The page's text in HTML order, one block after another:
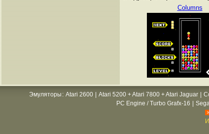
Columns
Эмуляторы : Atari 2600 Atari 5200 + Atari 7800 + Atari Jaguar
PC Engine / Turbo Grafx-16